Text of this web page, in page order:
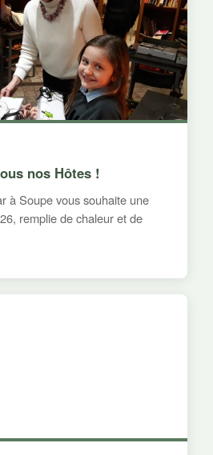
nos Hôtes !
à Soupe vous souhaite une
remplie de chaleur et de